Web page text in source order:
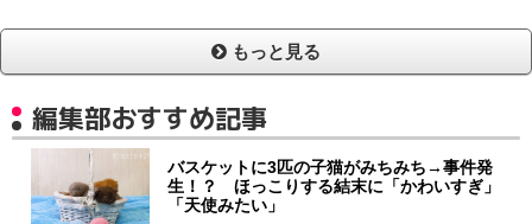
もっと見る
編集部おすすめ記事
バスケットに3匹の子猫がみちみち→事件発
生！？ ほっこりする結末に「かわいすぎ」
「天使みたい」